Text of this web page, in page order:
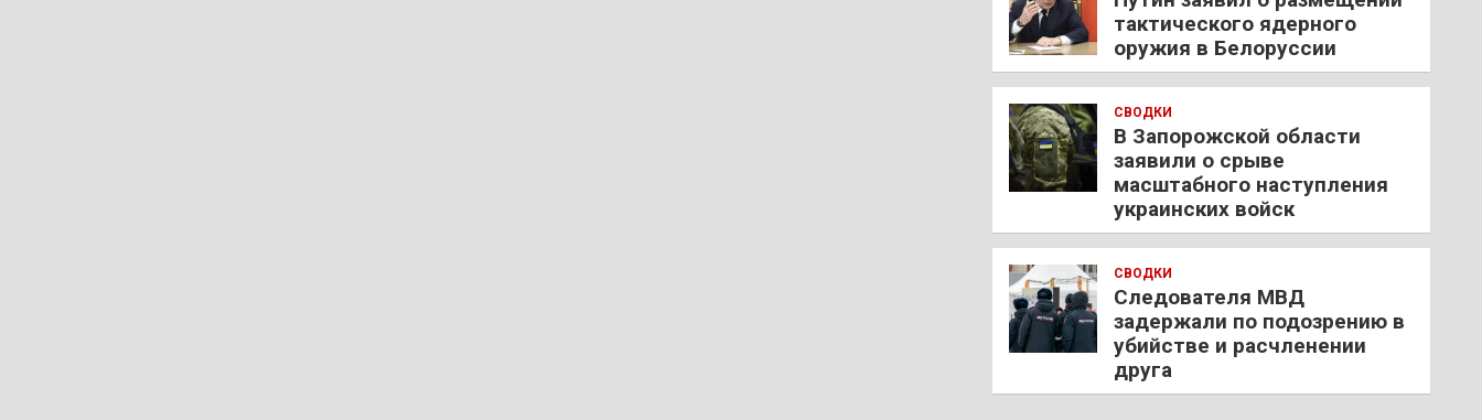
тактического ядерного
оружия в Белоруссии
СВОДКИ
В Запорожской области
заявили о срыве
масштабного наступления
украинских войск
СВОДКИ
Следователя МВД
задержали по подозрению в
убийстве и расчленении
друга